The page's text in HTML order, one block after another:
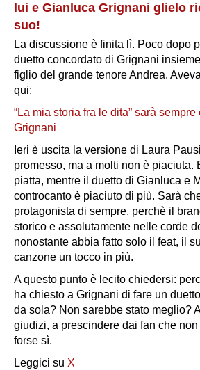
lui e Gianluca Grignani glielo
suo!
La discussione è finita lì. Poco dopo
duetto concordato di Grignani
figlio del grande tenore Andrea.
qui:
“La mia storia fra le dita” sarà
Grignani
Ieri è uscita la versione di Laura
promesso, ma a molti non è piaciuta.
piatta, mentre il duetto di Gianluca e
controcanto è piaciuto di più. Sarà
protagonista di sempre, perchè il
storico e assolutamente nelle corde
nonostante abbia fatto solo il feat, il
canzone un tocco in più.
A questo punto è lecito chiedersi:
ha chiesto a Grignani di fare un
da sola? Non sarebbe stato meglio?
giudizi, a prescindere dai fan che
forse sì.
Leggici su X